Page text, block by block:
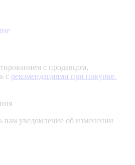
с продавцом,
с рекомендациями при покупке.
уведомление об изменении